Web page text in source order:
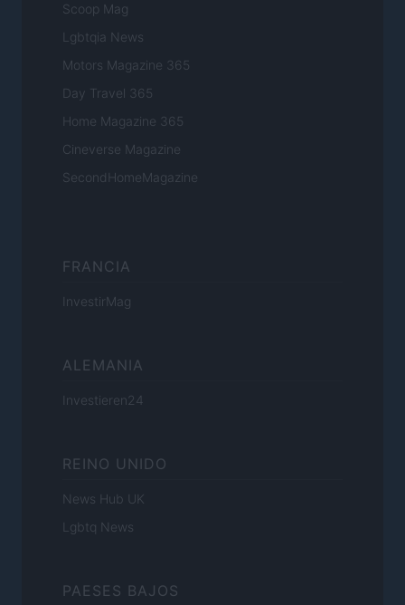
Scoop Mag
Lgbtqia News
Motors Magazine 365
Day Travel 365
Home Magazine 365
Cineverse Magazine
SecondHomeMagazine
FRANCIA
InvestirMag
ALEMANIA
Investieren24
REINO UNIDO
News Hub UK
Lgbtq News
PAESES BAJOS